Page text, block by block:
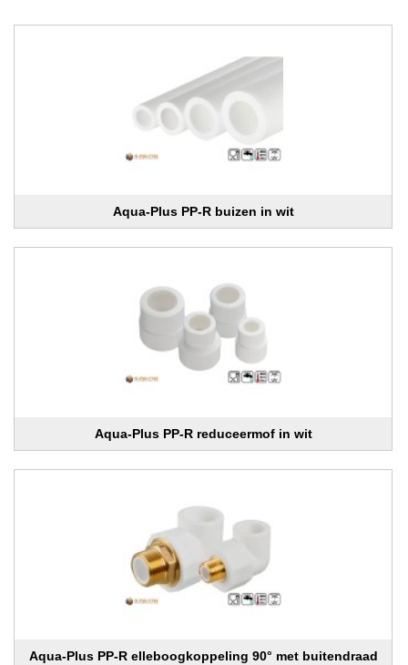
Aqua-Plus PP-R buizen in wit
Aqua-Plus PP-R reduceermof in wit
Aqua-Plus PP-R elleboogkoppeling 90° met buitendraad